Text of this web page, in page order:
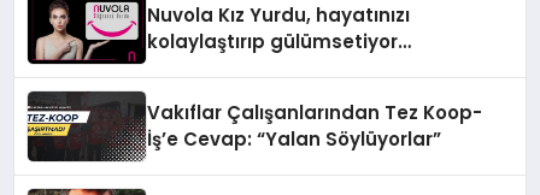
Nuvola Kız Yurdu, hayatınızı
kolaylaştırıp gülümsetiyor…
Vakıflar Çalışanlarından Tez Koop-
İş’e Cevap: “Yalan Söylüyorlar”